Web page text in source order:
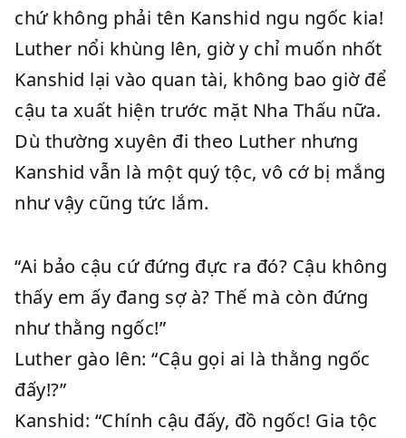
chứ không phải tên Kanshid ngu ngốc kia!
Luther nổi khùng lên, giờ y chỉ muốn nhốt
Kanshid lại vào quan tài, không bao giờ để
cậu ta xuất hiện trước mặt Nha Thấu nữa.
Dù thường xuyên đi theo Luther nhưng
Kanshid vẫn là một quý tộc, vô cớ bị mắng
như vậy cũng tức lắm.
“Ai bảo cậu cứ đứng đực ra đó? Cậu không
thấy em ấy đang sợ à? Thế mà còn đứng
như thằng ngốc!”
Luther gào lên: “Cậu gọi ai là thằng ngốc
đấy!?”
Kanshid: “Chính cậu đấy, đồ ngốc! Gia tộc